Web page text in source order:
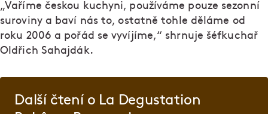
„Vaříme českou kuchyni, používáme pouze sezonní
suroviny a baví nás to, ostatně tohle děláme od
roku 2006 a pořád se vyvíjíme,“ shrnuje šéfkuchař
Oldřich Sahajdák.
Další čtení o La Degustation